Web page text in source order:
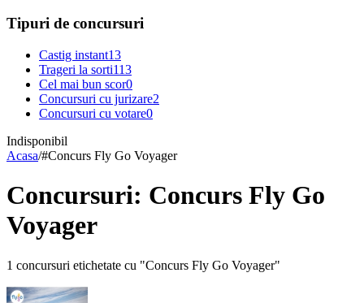
Tipuri de concursuri
Castig instant13
Trageri la sorti113
Cel mai bun scor0
Concursuri cu jurizare2
Concursuri cu votare0
Indisponibil
Acasa/#Concurs Fly Go Voyager
Concursuri: Concurs Fly Go
Voyager
1 concursuri etichetate cu "Concurs Fly Go Voyager"